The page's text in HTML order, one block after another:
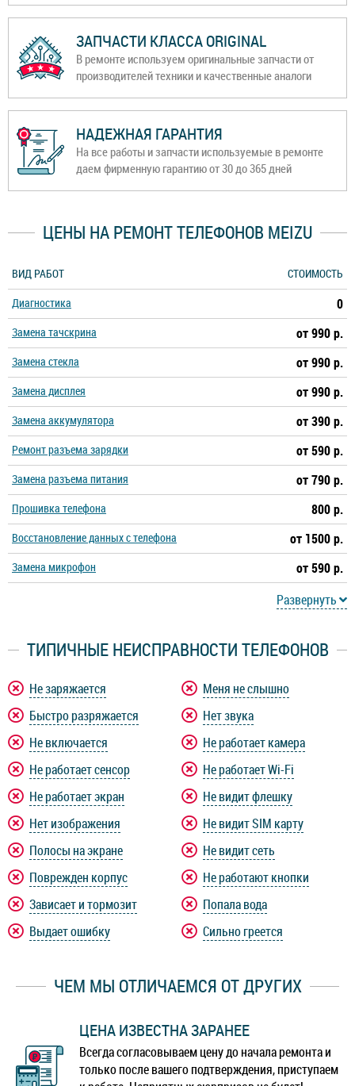
ЗАПЧАСТИ КЛАССА ORIGINAL
В ремонте используем оригинальные запчасти от
производителей техники и качественные аналоги
НАДЕЖНАЯ ГАРАНТИЯ
На все работы и запчасти используемые в ремонте
даем фирменную гарантию от 30 до 365 дней
ЦЕНЫ НА РЕМОНТ ТЕЛЕФОНОВ MEIZU
ВИД РАБОТ
СТОИМОСТЬ
Диагностика
0
Замена тачскрина от 990 р.
Замена стекла от 990 р.
Замена дисплея от 990 р.
Замена аккумулятора от 390 р.
Ремонт разъема зарядки от 590 р.
Замена разъема питания от 790 р.
Прошивка телефона 800 р.
Восстановление данных с телефона от 1500 р.
Замена микрофон
от 590 р.
Развернуть
ТИПИЧНЫЕ НЕИСПРАВНОСТИ ТЕЛЕФОНОВ
Не заряжается
Быстро разряжается
Не включается
Не работает сенсор
Не работает экран
Нет изображения
Полосы на экране
Поврежден корпус
Зависает и тормозит
Выдает ошибку
Меня не слышно
Нет звука
Не работает камера
Не работает Wi-Fi
Не видит флешку
Не видит SIM карту
Не видит сеть
Не работают кнопки
Попала вода
Сильно греется
ЧЕМ МЫ ОТЛИЧАЕМСЯ ОТ ДРУГИХ
ЦЕНА ИЗВЕСТНА ЗАРАНЕЕ
Всегда согласовываем цену до начала ремонта и
только после вашего подтверждения, приступаем